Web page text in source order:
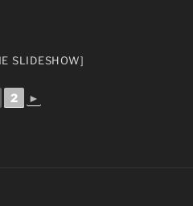
SLIDESHOW]
2 ►